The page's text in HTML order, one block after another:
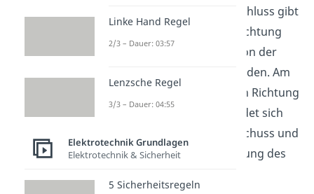
Nord- zum Südpol. Zum Schluss gibt
dir dein Mittelfinger die Richtung
an, in die die Elektronen von der
gezogen werden. Am
Ende des Leiters, in dessen Richtung
dein Mittelfinger zeigt, bildet sich
dann ein Elektronenüberschuss und
somit ergibt sich die Richtung des
Linke Hand Regel
2/3 – Dauer: 03:57
Lenzsche Regel
3/3 – Dauer: 04:55
Elektrotechnik Grundlagen
Elektrotechnik & Sicherheit
5 Sicherheitsregeln